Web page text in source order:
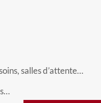
salles d’attente…